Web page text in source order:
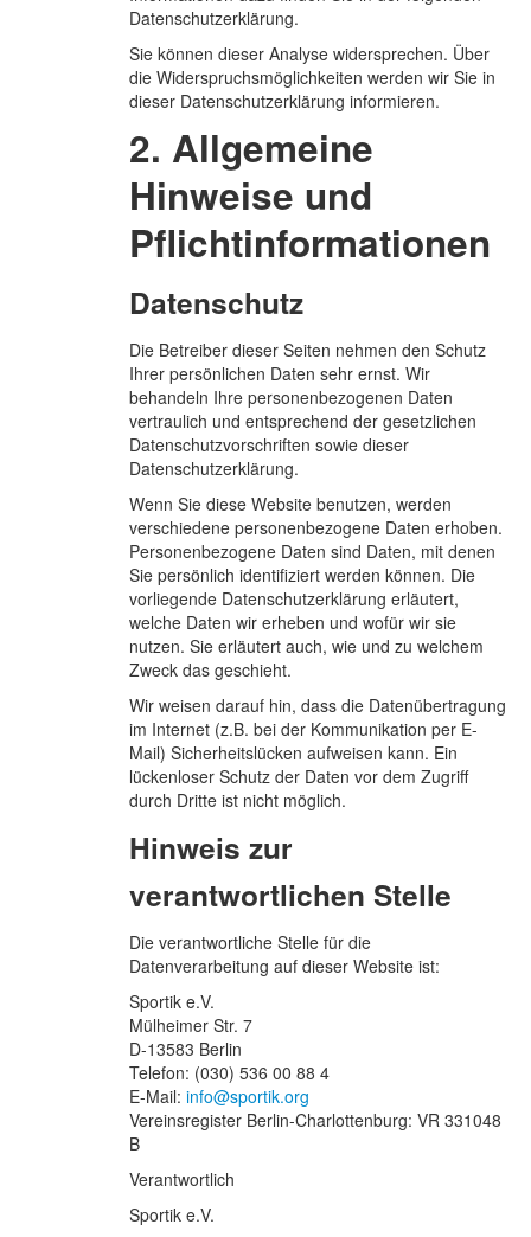
Datenschutzerklärung.
Sie können dieser Analyse widersprechen. Über
die Widerspruchsmöglichkeiten werden wir Sie in
dieser Datenschutzerklärung informieren.
2. Allgemeine
Hinweise und
Pflichtinformationen
Datenschutz
Die Betreiber dieser Seiten nehmen den Schutz
Ihrer persönlichen Daten sehr ernst. Wir
behandeln Ihre personenbezogenen Daten
vertraulich und entsprechend der gesetzlichen
Datenschutzvorschriften sowie dieser
Datenschutzerklärung.
Wenn Sie diese Website benutzen, werden
verschiedene personenbezogene Daten erhoben.
Personenbezogene Daten sind Daten, mit denen
Sie persönlich identifiziert werden können. Die
vorliegende Datenschutzerklärung erläutert,
welche Daten wir erheben und wofür wir sie
nutzen. Sie erläutert auch, wie und zu welchem
Zweck das geschieht.
Wir weisen darauf hin, dass die Datenübertragung
im Internet (z.B. bei der Kommunikation per E-
Mail) Sicherheitslücken aufweisen kann. Ein
lückenloser Schutz der Daten vor dem Zugriff
durch Dritte ist nicht möglich.
Hinweis zur
verantwortlichen Stelle
Die verantwortliche Stelle für die
Datenverarbeitung auf dieser Website ist:
Sportik e.V.
Mülheimer Str. 7
D-13583 Berlin
Telefon: (030) 536 00 88 4
E-Mail: info@sportik.org
Vereinsregister Berlin-Charlottenburg: VR 331048
B
Verantwortlich
Sportik e.V.